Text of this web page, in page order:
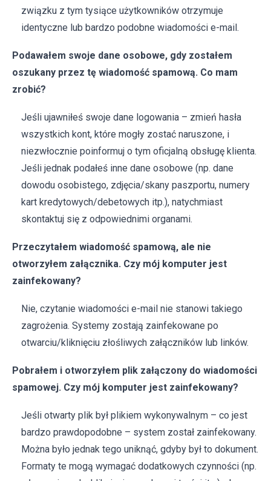
związku z tym tysiące użytkowników otrzymuje
identyczne lub bardzo podobne wiadomości e-mail.
Podawałem swoje dane osobowe, gdy zostałem
oszukany przez tę wiadomość spamową. Co mam
zrobić?
Jeśli ujawniłeś swoje dane logowania – zmień hasła
wszystkich kont, które mogły zostać naruszone, i
niezwłocznie poinformuj o tym oficjalną obsługę klienta.
Jeśli jednak podałeś inne dane osobowe (np. dane
dowodu osobistego, zdjęcia/skany paszportu, numery
kart kredytowych/debetowych itp.), natychmiast
skontaktuj się z odpowiednimi organami.
Przeczytałem wiadomość spamową, ale nie
otworzyłem załącznika. Czy mój komputer jest
zainfekowany?
Nie, czytanie wiadomości e-mail nie stanowi takiego
zagrożenia. Systemy zostają zainfekowane po
otwarciu/kliknięciu złośliwych załączników lub linków.
Pobrałem i otworzyłem plik załączony do wiadomości
spamowej. Czy mój komputer jest zainfekowany?
Jeśli otwarty plik był plikiem wykonywalnym – co jest
bardzo prawdopodobne – system został zainfekowany.
Można było jednak tego uniknąć, gdyby był to dokument.
Formaty te mogą wymagać dodatkowych czynności (np.